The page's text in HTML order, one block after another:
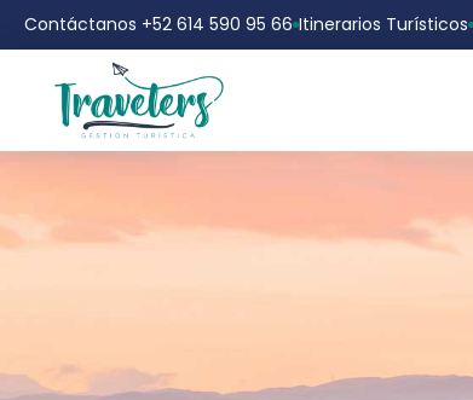
Contáctanos +52 614 590 95 66 Itinerarios Turísticos